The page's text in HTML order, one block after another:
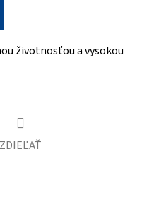
životnosťou a vysokou
ZDIEĽAŤ